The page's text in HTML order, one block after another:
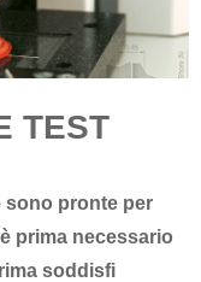
TEST
sono pronte per
prima necessario
soddisfi